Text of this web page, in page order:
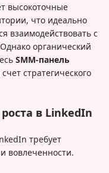
высокоточные
что идеально
взаимодействовать с
органический
SMM-панель
стратегического
в LinkedIn
требует
вовлеченности.